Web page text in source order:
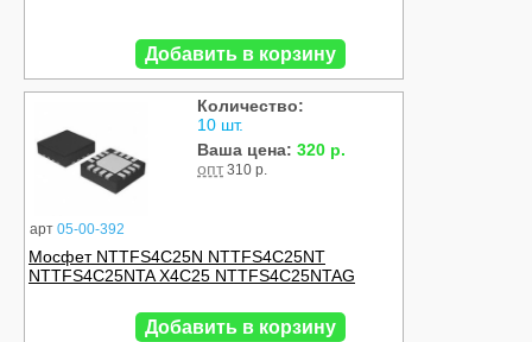
Добавить в корзину
арт 05-00-392
Количество:
10 шт.
Ваша цена: 320 р.
опт 310 р.
Мосфет NTTFS4C25N NTTFS4C25NT
NTTFS4C25NTA X4C25 NTTFS4C25NTAG
Добавить в корзину